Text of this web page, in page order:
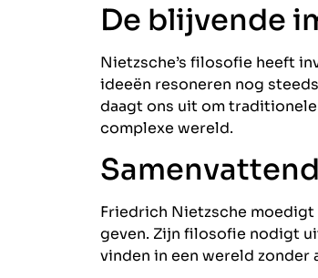
De blijvende
Nietzsche’s filosofie heeft
ideeën resoneren nog
daagt ons uit om
complexe wereld.
Friedrich Nietzsche moedigt
geven. Zijn filosofie nodigt
vinden in een wereld zonder